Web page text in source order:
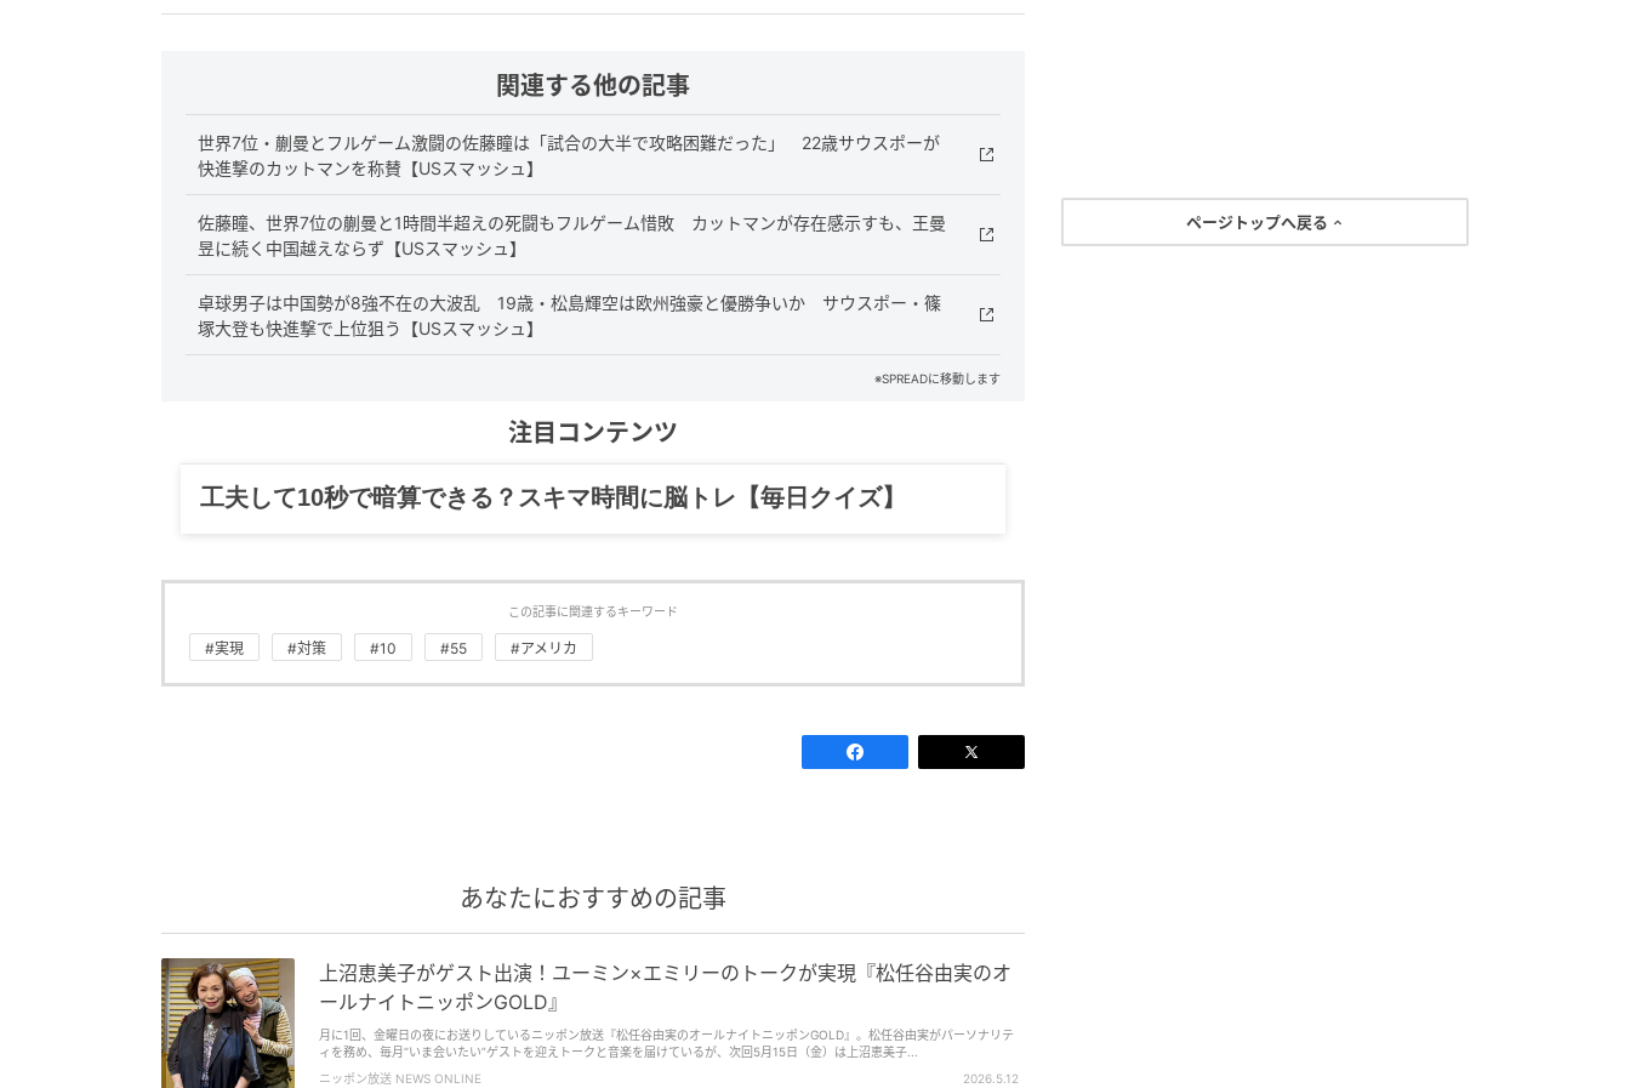
関連する他の記事
世界7位・蒯曼とフルゲーム激闘の佐藤瞳は「試合の大半で攻略困難だった」 22歳サウスポーが
快進撃のカットマンを称賛【USスマッシュ】
佐藤瞳、世界7位の蒯曼と1時間半超えの死闘もフルゲーム惜敗 カットマンが存在感示すも、王曼
昱に続く中国越えならず【USスマッシュ】
卓球男子は中国勢が8強不在の大波乱 19歳・松島輝空は欧州強豪と優勝争いか サウスポー・篠
塚大登も快進撃で上位狙う【USスマッシュ】
※SPREADに移動します
注目コンテンツ
グルメ、ギャグ、子育て、旅行記……全部、読めます。
この記事に関連するキーワード
#実現 #対策 #10 #55 #アメリカ
あなたにおすすめの記事
上沼恵美子がゲスト出演！ユーミン×エミリーのトークが実現『松任谷由実のオ
ールナイトニッポンGOLD』
月に1回、金曜日の夜にお送りしているニッポン放送『松任谷由実のオールナイトニッポンGOLD』。松任谷由実がパーソナリテ
ィを務め、毎月“いま会いたい”ゲストを迎えトークと音楽を届けているが、次回5月15日（金）は上沼恵美子...
ニッポン放送 NEWS ONLINE
2026.5.12
ページトップへ戻る